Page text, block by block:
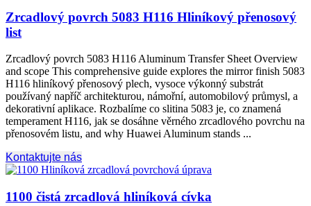
Zrcadlový povrch 5083 H116 Hliníkový přenosový
list
Zrcadlový povrch 5083 H116 Aluminum Transfer Sheet Overview
and scope This comprehensive guide explores the mirror finish 5083
H116 hliníkový přenosový plech, vysoce výkonný substrát
používaný napříč architekturou, námořní, automobilový průmysl, a
dekorativní aplikace. Rozbalíme co slitina 5083 je, co znamená
temperament H116, jak se dosáhne věrného zrcadlového povrchu na
přenosovém listu, and why Huawei Aluminum stands ...
Kontaktujte nás
1100 čistá zrcadlová hliníková cívka